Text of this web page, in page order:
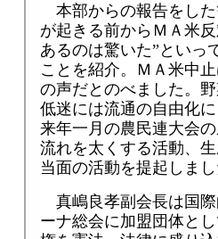
本部からの報告をし
が起きる前からＭＡ米
あるのは驚いた”といっ
ことを紹介。ＭＡ米中
の声だとのべました。
低迷には流通の自由化
来年一月の農民連大会
流れを太くする活動、
当面の活動を提起しま
真嶋良孝副会長は国
ーナ総会に加盟団体と